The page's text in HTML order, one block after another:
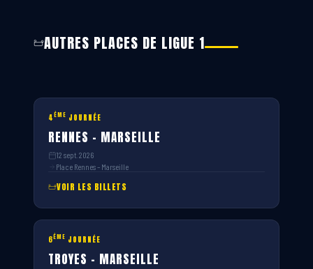
AUTRES PLACES DE LIGUE 1
4ÈME JOURNÉE
RENNES – MARSEILLE
12 sept. 2026
Place Rennes – Marseille
VOIR LES BILLETS
6ÈME JOURNÉE
TROYES – MARSEILLE